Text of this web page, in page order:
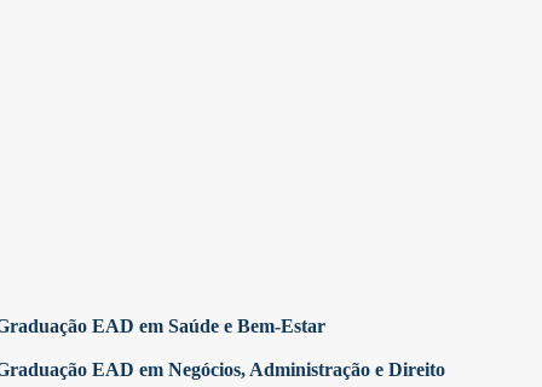
EAD em Saúde e Bem-Estar
EAD em Negócios, Administração e Direito